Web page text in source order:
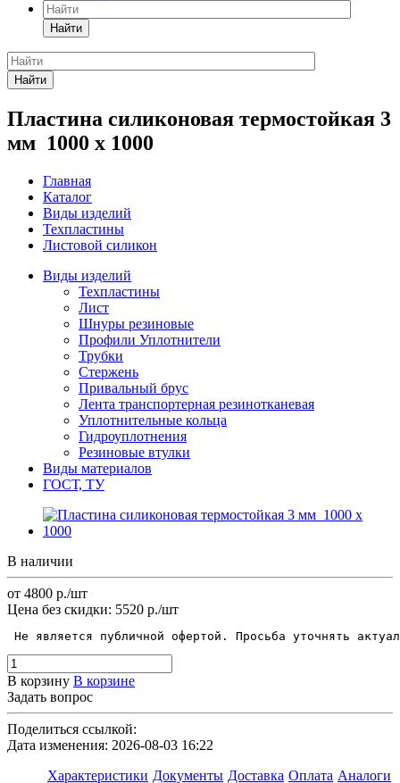
Найти
Найти
Пластина силиконовая термостойкая 3
мм 1000 х 1000
Главная
Каталог
Виды изделий
Техпластины
Листовой силикон
Виды изделий
Техпластины
Лист
Шнуры резиновые
Профили Уплотнители
Трубки
Стержень
Привальный брус
Лента транспортерная резинотканевая
Уплотнительные кольца
Гидроуплотнения
Резиновые втулки
Виды материалов
ГОСТ, ТУ
В наличии
от 4800 р./шт
Цена без скидки: 5520 р./шт
Не является публичной офертой. Просьба уточнять
В корзину В корзине
Задать вопрос
Поделиться ссылкой:
Дата изменения: 2026-08-03 16:22
Характеристики Документы Доставка Оплата Аналоги